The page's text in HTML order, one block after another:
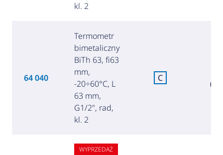
kl. 2
64 040
Termometr
bimetaliczny
BiTh 63, fi63
mm,
-20÷60°C, L
63 mm,
G1/2", rad,
kl. 2
C
WYPRZEDAŻ